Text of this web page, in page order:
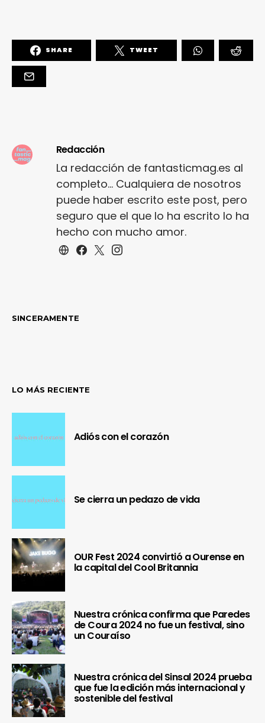
SHARE TWEET
Redacción
La redacción de fantasticmag.es al
completo... Cualquiera de nosotros
puede haber escrito este post, pero
seguro que el que lo ha escrito lo ha
hecho con mucho amor.
SINCERAMENTE
LO MÁS RECIENTE
Adiós con el corazón
Se cierra un pedazo de vida
OUR Fest 2024 convirtió a Ourense en
la capital del Cool Britannia
Nuestra crónica confirma que Paredes
de Coura 2024 no fue un festival, sino
un Couraíso
Nuestra crónica del Sinsal 2024 prueba
que fue la edición más internacional y
sostenible del festival